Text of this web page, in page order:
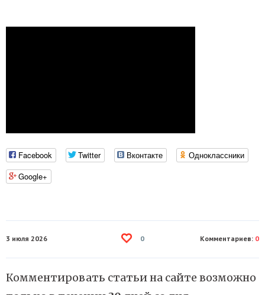
Facebook Twitter Вконтакте
Одноклассники
Google+
3 июля 2026 0 Комментариев: 0
Комментировать статьи на сайте возможно